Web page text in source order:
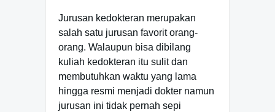
Jurusan kedokteran merupakan
salah satu jurusan favorit orang-
orang. Walaupun bisa dibilang
kuliah kedokteran itu sulit dan
membutuhkan waktu yang lama
hingga resmi menjadi dokter namun
jurusan ini tidak pernah sepi